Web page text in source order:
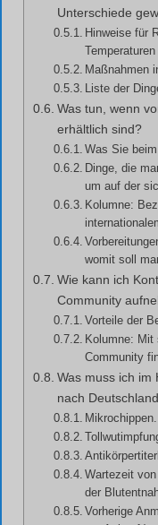
Unterschiede
Hinweise für
Temperaturen
Maßnahmen
Liste der
Was tun, wenn
erhältlich sind?
Was Sie
Dinge, die
um auf der
Kolumne:
womit soll
Wie kann ich
Community
Vorteile der
Kolumne: Mit
Community
Was muss ich im
nach
Mikrochippen.
Wartezeit
der
Vorherige